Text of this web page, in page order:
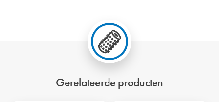
Gerelateerde producten